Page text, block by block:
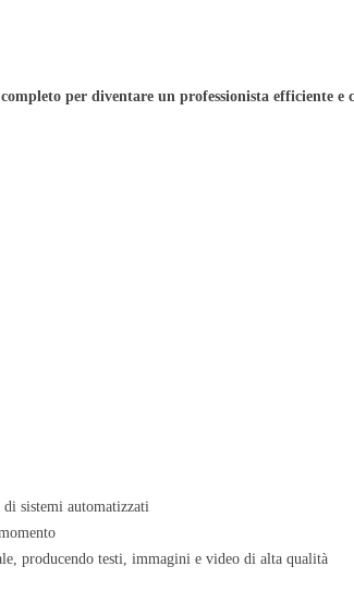
per diventare un professionista efficiente e
di sistemi automatizzati
producendo testi, immagini e video di alta qualità